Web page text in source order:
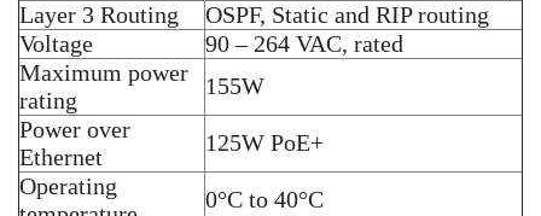
Layer 3 Routing
OSPF, Static and RIP routing
Voltage
90 – 264 VAC, rated
Maximum power
rating
155W
Power over
Ethernet
125W PoE+
Operating
0°C to 40°C